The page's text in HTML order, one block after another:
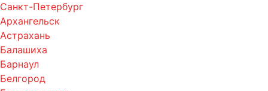
Санкт-Петербург
Архангельск
Астрахань
Балашиха
Барнаул
Белгород